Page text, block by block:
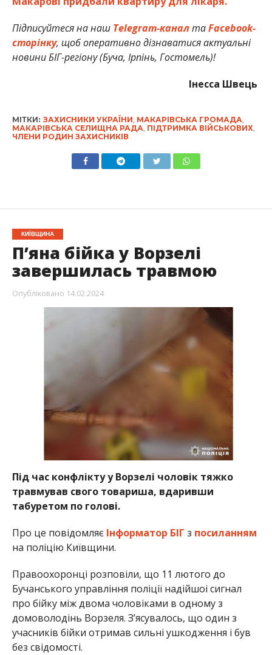
Підписуйтеся на наш Telegram-канал таFacebook-
сторінку, щоб оперативно дізнаватися актуальні
новини БІГ-регіону (Буча, Ірпінь, Гостомель)!
Інесса Швець
МІТКИ: ЗАХИСНИКИ УКРАЇНИ, МАКАРІВСЬКА ГРОМАДА,
МАКАРІВСЬКА СЕЛИЩНА РАДА, ПІДТРИМКА ВІЙСЬКОВИХ,
ЧЛЕНИ РОДИН ЗАХИСНИКІВ
КИЇВЩИНА
П’яна бійка у Ворзелі
завершилась травмою
Опубліковано 14.02.2024
Під час конфлікту у Ворзелі чоловік тяжко
травмував свого товариша, вдаривши
табуретом по голові.
Про це повідомляє Інформатор БІГ з посиланням
на поліцію Київщини.
Правоохоронці розповіли, що 11 лютого до
Бучанського управління поліції надійшоі сигнал
про бійку між двома чоловіками в одному з
домоволодінь Ворзеля. З’ясувалось, що один з
учасників бійки отримав сильні ушкодження і був
без свідомості.